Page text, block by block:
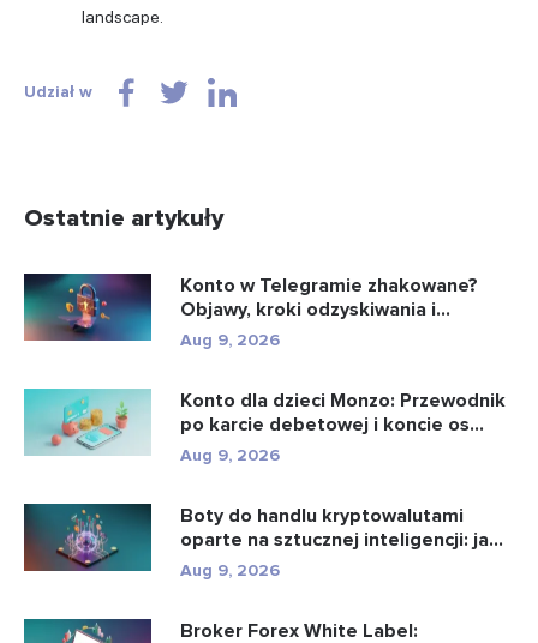
landscape.
Udział w
Ostatnie artykuły
Konto w Telegramie zhakowane?
Objawy, kroki odzyskiwania i
zapobie...
Aug 9, 2026
Konto dla dzieci Monzo: Przewodnik
po karcie debetowej i koncie os...
Aug 9, 2026
Boty do handlu kryptowalutami
oparte na sztucznej inteligencji: ja...
Aug 9, 2026
Broker Forex White Label: